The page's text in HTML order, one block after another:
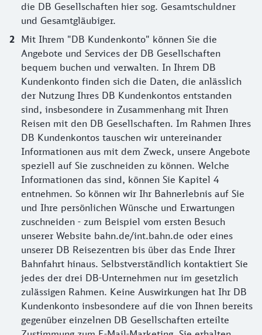
die DB Gesellschaften hier sog. Gesamtschuldner
und Gesamtgläubiger.
Mit Ihrem "DB Kundenkonto" können Sie die
Angebote und Services der DB Gesellschaften
bequem buchen und verwalten. In Ihrem DB
Kundenkonto finden sich die Daten, die anlässlich
der Nutzung Ihres DB Kundenkontos entstanden
sind, insbesondere in Zusammenhang mit Ihren
Reisen mit den DB Gesellschaften. Im Rahmen Ihres
DB Kundenkontos tauschen wir untereinander
Informationen aus mit dem Zweck, unsere Angebote
speziell auf Sie zuschneiden zu können. Welche
Informationen das sind, können Sie Kapitel 4
entnehmen. So können wir Ihr Bahnerlebnis auf Sie
und Ihre persönlichen Wünsche und Erwartungen
zuschneiden - zum Beispiel vom ersten Besuch
unserer Website bahn.de/int.bahn.de oder eines
unserer DB Reisezentren bis über das Ende Ihrer
Bahnfahrt hinaus. Selbstverständlich kontaktiert Sie
jedes der drei DB-Unternehmen nur im gesetzlich
zulässigen Rahmen. Keine Auswirkungen hat Ihr DB
Kundenkonto insbesondere auf die von Ihnen bereits
gegenüber einzelnen DB Gesellschaften erteilte